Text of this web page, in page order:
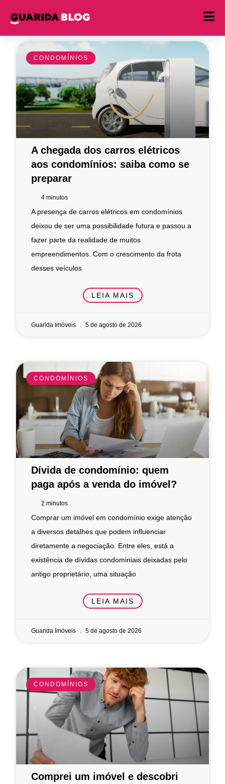
CONDOMÍNIOS
A chegada dos carros elétricos
aos condomínios: saiba como se
preparar
4 minutos
A presença de carros elétricos em condomínios
deixou de ser uma possibilidade futura e passou a
fazer parte da realidade de muitos
empreendimentos. Com o crescimento da frota
desses veículos
LEIA MAIS
Guarida Imóveis 5 de agosto de 2026
CONDOMÍNIOS
Dívida de condomínio: quem
paga após a venda do imóvel?
2 minutos
Comprar um imóvel em condomínio exige atenção
a diversos detalhes que podem influenciar
diretamente a negociação. Entre eles, está a
existência de dívidas condominiais deixadas pelo
antigo proprietário, uma situação
LEIA MAIS
Guarida Imóveis 5 de agosto de 2026
CONDOMÍNIOS
Comprei um imóvel e descobri